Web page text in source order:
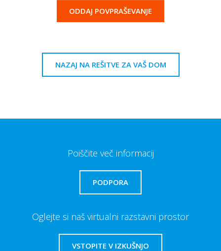
ODDAJ POVPRAŠEVANJE
NAZAJ NA REŠITVE ZA VAŠ DOM
Poiščite več informacij
PODPORA
Oglejte si naš virtualni razstavni prostor
VSTOPITE V IZKUŠNJO